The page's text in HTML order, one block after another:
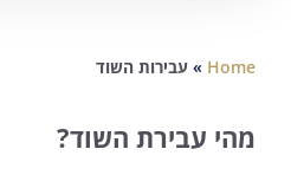
Home
» עבירות השוד
מהי עבירת השוד?